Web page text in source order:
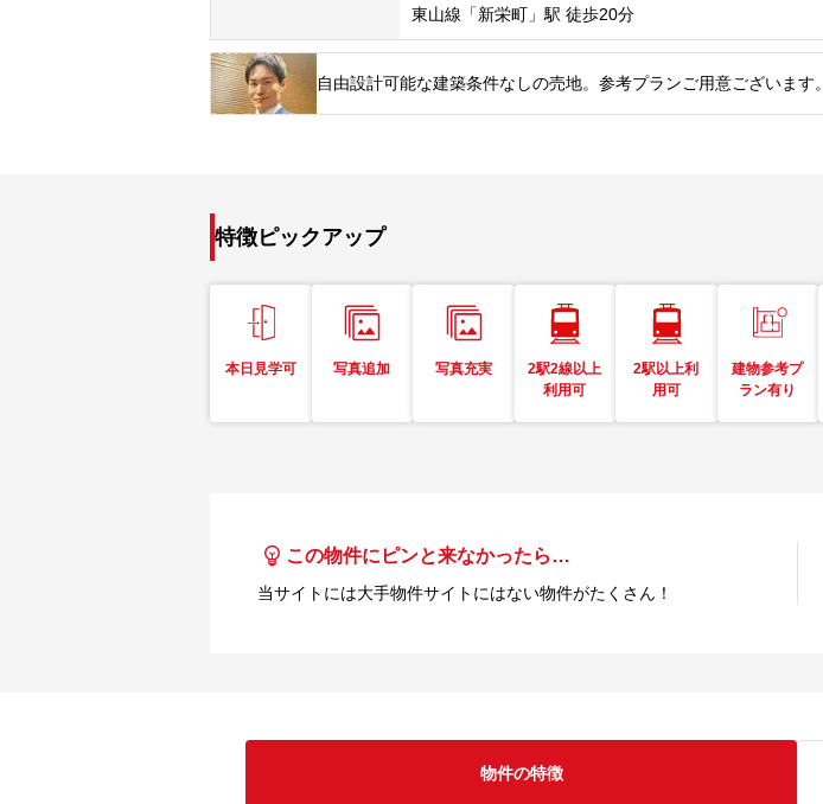
東山線「新栄町」駅 徒歩20分
自由設計可能な建築条件なしの売地。参考プランご用意ございます。
特徴ピックアップ
本日見学可 写真追加 写真充実
2駅2線以上
利用可
2駅以上利
用可
建物参考プ
ラン有り
この物件にピンと来なかったら…
当サイトには大手物件サイトにはない物件がたくさん！
物件の特徴